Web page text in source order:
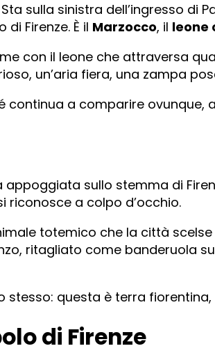
sulla sinistra dell’ingresso di
Firenze. È il Marzocco, il leone
con il leone che attraversa
un’aria fiera, una zampa
a comparire ovunque,
sullo stemma di
riconosce a colpo d’occhio.
totemico che la città
ritagliato come banderuola
questa è terra
di Firenze